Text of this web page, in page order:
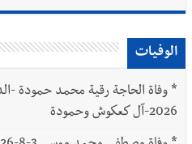
في ‫غزة‬ بعد أن بقوا تحت الأنقاض منذ عام 2023: أيُعقل أن يبقى الشعب الفلسطيني يعيش كل هذا
الوفيات
*
2026-آل كعكوش وحمودة